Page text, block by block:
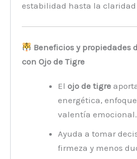
estabilidad hasta la
Beneficios y propiedades
con Ojo de Tigre
Elojo de tigre
energética,
valentía emocional.
Ayuda a tomar
firmeza y menos